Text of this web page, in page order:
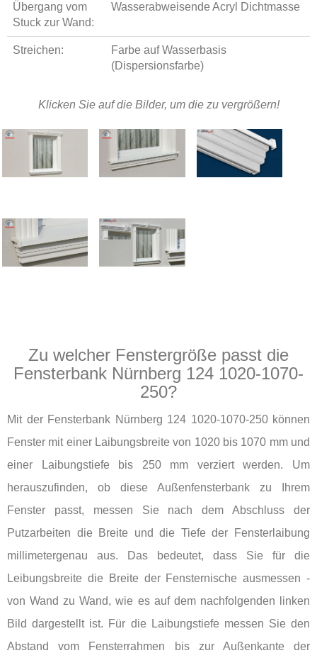
Übergang vom
Stuck zur Wand:
Wasserabweisende Acryl Dichtmasse
Streichen:
Farbe auf Wasserbasis
(Dispersionsfarbe)
Klicken Sie auf die Bilder, um die zu vergrößern!
Zu welcher Fenstergröße passt die
Fensterbank Nürnberg 124 1020-1070-
250?
Mit der Fensterbank Nürnberg 124 1020-1070-250 können
Fenster mit einer Laibungsbreite von 1020 bis 1070 mm und
einer Laibungstiefe bis 250 mm verziert werden. Um
herauszufinden, ob diese Außenfensterbank zu Ihrem
Fenster passt, messen Sie nach dem Abschluss der
Putzarbeiten die Breite und die Tiefe der Fensterlaibung
millimetergenau aus. Das bedeutet, dass Sie für die
Leibungsbreite die Breite der Fensternische ausmessen -
von Wand zu Wand, wie es auf dem nachfolgenden linken
Bild dargestellt ist. Für die Laibungstiefe messen Sie den
Abstand vom Fensterrahmen bis zur Außenkante der